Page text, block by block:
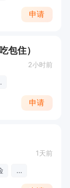
申请
包住）
2小时前
申请
1天前
...